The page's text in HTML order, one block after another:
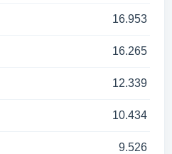
16.953
16.265
12.339
10.434
9.526